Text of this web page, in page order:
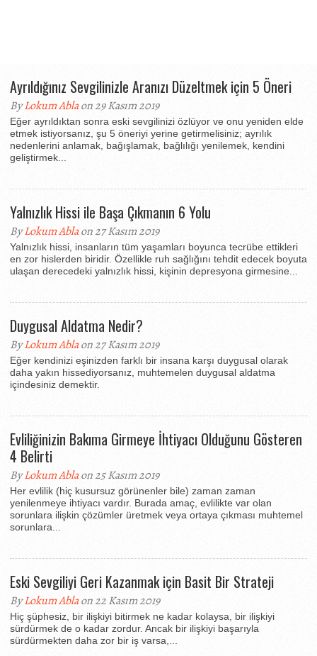
Ayrıldığınız Sevgilinizle Aranızı Düzeltmek için 5 Öneri
ByLokum Ablaon 29 Kasım 2019
Eğer ayrıldıktan sonra eski sevgilinizi özlüyor ve onu yeniden elde
etmek istiyorsanız, şu 5 öneriyi yerine getirmelisiniz; ayrılık
nedenlerini anlamak, bağışlamak, bağlılığı yenilemek, kendini
geliştirmek...
Yalnızlık Hissi ile Başa Çıkmanın 6 Yolu
ByLokum Ablaon 27 Kasım 2019
Yalnızlık hissi, insanların tüm yaşamları boyunca tecrübe ettikleri
en zor hislerden biridir. Özellikle ruh sağlığını tehdit edecek boyuta
ulaşan derecedeki yalnızlık hissi, kişinin depresyona girmesine...
Duygusal Aldatma Nedir?
ByLokum Ablaon 27 Kasım 2019
Eğer kendinizi eşinizden farklı bir insana karşı duygusal olarak
daha yakın hissediyorsanız, muhtemelen duygusal aldatma
içindesiniz demektir.
Evliliğinizin Bakıma Girmeye İhtiyacı Olduğunu Gösteren
4 Belirti
ByLokum Ablaon 25 Kasım 2019
Her evlilik (hiç kusursuz görünenler bile) zaman zaman
yenilenmeye ihtiyacı vardır. Burada amaç, evlilikte var olan
sorunlara ilişkin çözümler üretmek veya ortaya çıkması muhtemel
sorunlara...
Eski Sevgiliyi Geri Kazanmak için Basit Bir Strateji
ByLokum Ablaon 22 Kasım 2019
Hiç şüphesiz, bir ilişkiyi bitirmek ne kadar kolaysa, bir ilişkiyi
sürdürmek de o kadar zordur. Ancak bir ilişkiyi başarıyla
sürdürmekten daha zor bir iş varsa,...